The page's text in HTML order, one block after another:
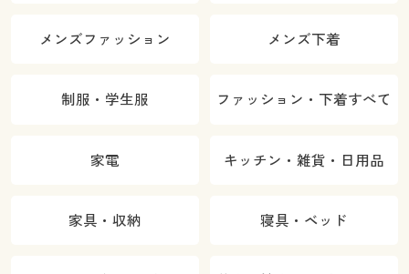
メンズファッション メンズ下着
制服・学生服 ファッション・下着すべて
家電 キッチン・雑貨・日用品
家具・収納 寝具・ベッド